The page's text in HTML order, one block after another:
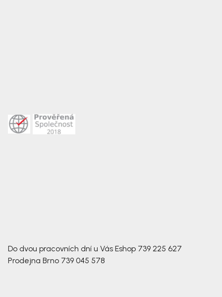
Do dvou pracovních dní u Vás Eshop 739 225 627
Prodejna Brno 739 045 578